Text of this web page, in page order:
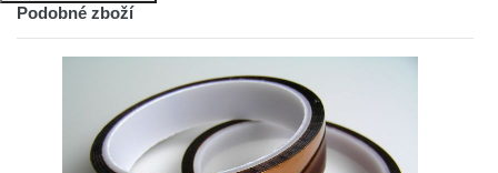
Podobné zboží